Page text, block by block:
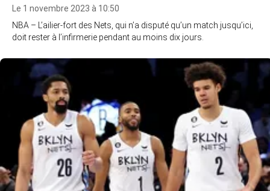
Le 1 novembre 2023 à 10:50
NBA – L’ailier-fort des Nets, qui n’a disputé qu’un match jusqu’ici,
doit rester à l’infirmerie pendant au moins dix jours.